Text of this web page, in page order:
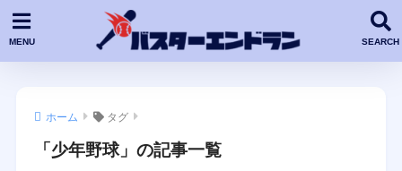
ホーム タグ
「少年野球」の記事一覧